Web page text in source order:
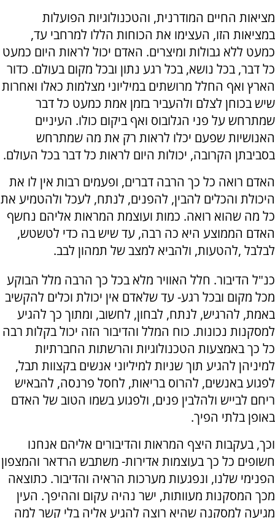
מציאות החיים המודרנית, והטכנולוגיות הפועלות
במציאות הזו, העצימו את הכוחות הללו למרחבי עד,
כמעט ללא גבולות ומיצרים. האדם יכול לראות היום כמעט
כל דבר, בכל נושא, בכל רגע נתון ובכל מקום בעולם. כדור
הארץ ואף החלל מרושתים במיליוני מצלמות כאלו ואחרות
שיש בכוחן לצלם ולהעביר בזמן אמת כמעט כל דבר
שמתרחש על פני הגלובוס ואף ביקום כולו. העיניים
האנושיות שפעם יכלו לראות רק את מה שמתרחש
בסביבתן הקרובה, יכולות היום לראות כל דבר בכל העולם.
האדם רואה כל כך הרבה דברים, ופעמים רבות אין לו את
היכולת והכלים להבין, להפנים, לנתח, לעכל ולהטמיע את
כל מה שהוא רואה. כמות ועוצמת המראות אליהם נחשף
האדם הממוצע היא כה רבה, עד שיש בה כדי לטשטש,
לבלבל ,להטעות, ולהביא למצב של תמהון לבב.
כנ"ל הדיבור. חלל האוויר מלא בכל כך הרבה מלל הבוקע
מכל מקום ובכל רגע- עד שלאדם אין יכולת וכלים להקשיב
באמת, להרגיש, לנתח, לבחון, לחשוב, ומתוך כך להגיע
למסקנות נכונות. כוח המלל והדיבור הזה יכול בקלות רבה
כל כך באמצעות הטכנולוגיות והרשתות החברתיות
למיניהן להגיע תוך שניות למיליוני אנשים בקצוות תבל,
לפגוע באנשים, להרוס בריאות, לחסל פרנסה, להבאיש
ריחם לבייש ולהלבין פנים, ולפגוע בשמו הטוב של האדם
באופן בלתי הפיך.
וכך, בעקבות היצף המראות והדיבורים אליהם אנחנו
חשופים כל כך בעוצמות אדירות- משתבש הרדאר והמצפון
הפנימי שלנו, ונפגעות מערכות הראיה והדיבור. כתוצאה
מכך המסקנות מעוותות, ישר נהיה עקום וההיפך. העין
מגיעה למסקנה שהיא רוצה להגיע אליה בלי קשר למה